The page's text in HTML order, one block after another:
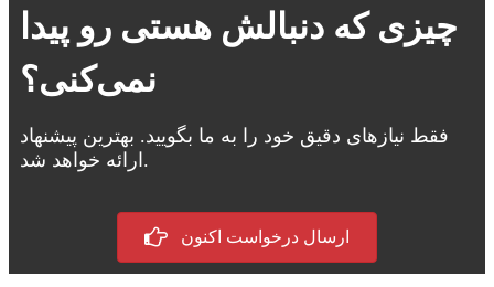
چیزی که دنبالش هستی رو پیدا
نمی‌کنی؟
فقط نیازهای دقیق خود را به ما بگویید. بهترین پیشنهاد
ارائه خواهد شد.
ارسال درخواست اکنون